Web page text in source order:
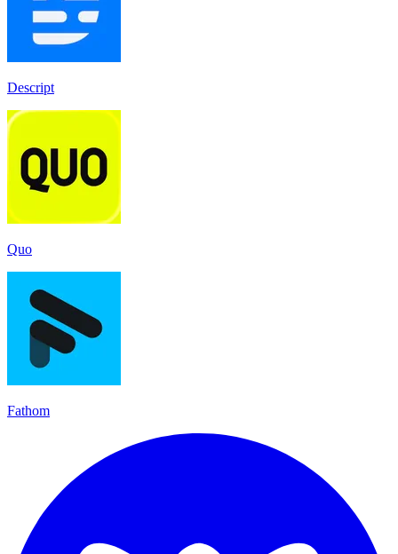
Descript
Quo
Fathom